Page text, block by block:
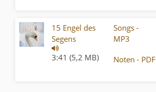
15 Engel des
Segens
3:41 (5,2 MB)
Songs -
MP3
Noten - PDF